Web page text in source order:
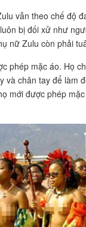
vẫn theo chế độ
bị đối xử như
nữ Zulu còn phải
phép mặc áo. Họ
và chân tay để làm
mới được phép